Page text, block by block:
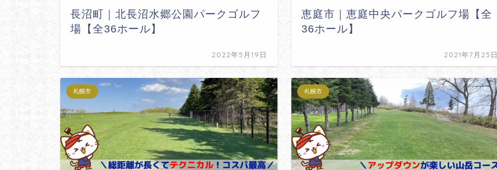
長沼町｜北長沼水郷公園パークゴルフ
場【全36ホール】
2022年5月19日
恵庭市｜恵庭中央パークゴルフ場【全
36ホール】
2021年7月25日
札幌市 札幌市